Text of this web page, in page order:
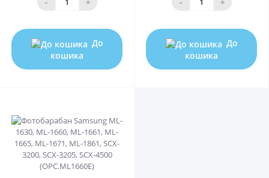
До
кошика
До
кошика